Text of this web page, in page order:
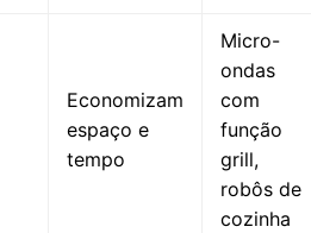
Economizam
espaço e
tempo
Micro-
ondas
com
função
grill,
robôs de
cozinha